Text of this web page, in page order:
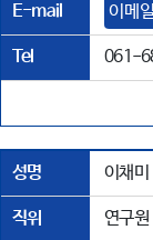
E-mail 이메
Tel 061-
성명 이채미
직위 연구원